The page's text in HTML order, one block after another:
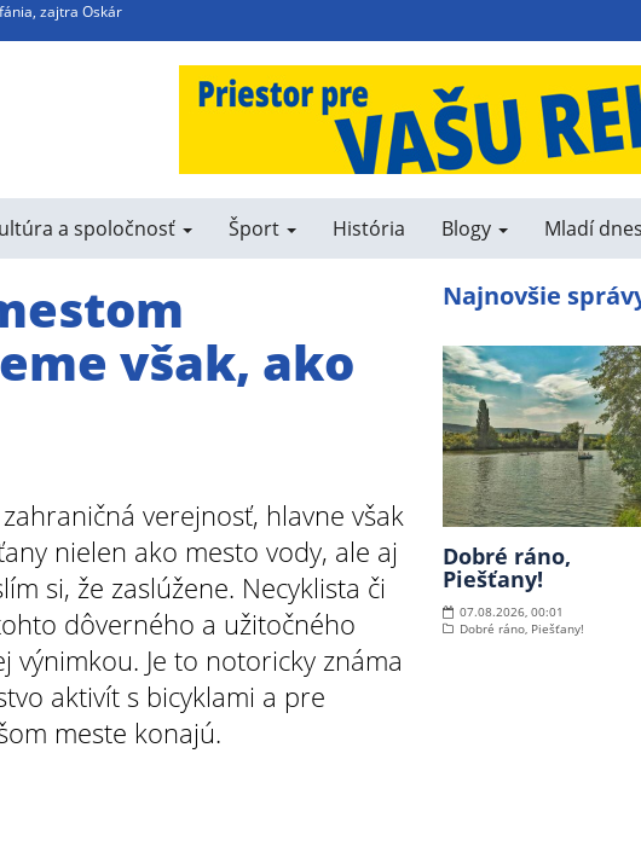
zajtra Oskár
a spoločnosť Šport História Blogy Mladí
však, ako
verejnosť, hlavne však
nielen ako mesto vody, ale aj
si, že zaslúžene. Necyklista či
dôverného a užitočného
výnimkou. Je to notoricky známa
aktivít s bicyklami a pre
meste konajú.
Najnovšie
Dobré ráno,
Piešťany!
07.08.2026, 00:01
Dobré ráno, Piešťany!